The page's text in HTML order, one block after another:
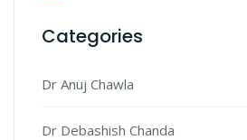
Categories
Dr Anuj Chawla
Dr Debashish Chanda